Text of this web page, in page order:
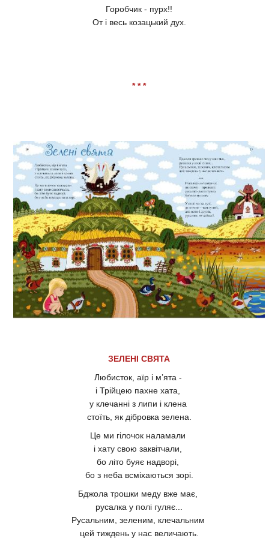
Горобчик - пурх!!
От і весь козацький дух.
* * *
ЗЕЛЕНІ СВЯТА
Любисток, аїр і м’ята -
і Трійцею пахне хата,
у клечанні з липи і клена
стоїть, як дібровка зелена.
Це ми гілочок наламали
і хату свою заквітчали,
бо літо буяє надворі,
бо з неба всміхаються зорі.
Бджола трошки меду вже має,
русалка у полі гуляє...
Русальним, зеленим, клечальним
цей тиждень у нас величають.